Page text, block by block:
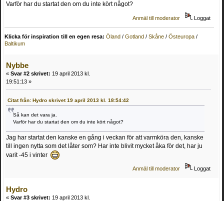
Varför har du startat den om du inte kört något?
Anmäl till moderator Loggat
Klicka för inspiration till en egen resa: Öland / Gotland / Skåne / Östeuropa /
Baltikum
Nybbe
« Svar #2 skrivet: 19 april 2013 kl.
19:51:13 »
Citat från: Hydro skrivet 19 april 2013 kl. 18:54:42
Så kan det vara ja.
Varför har du startat den om du inte kört något?
Jag har startat den kanske en gång i veckan för att varmköra den, kanske
till ingen nytta som det låter som? Har inte blivit mycket åka för det, har ju
varit -45 i vinter
Anmäl till moderator Loggat
Hydro
« Svar #3 skrivet: 19 april 2013 kl.